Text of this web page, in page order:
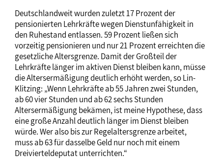
Deutschlandweit wurden zuletzt 17 Prozent der
pensionierten Lehrkräfte wegen Dienstunfähigkeit in
den Ruhestand entlassen. 59 Prozent ließen sich
vorzeitig pensionieren und nur 21 Prozent erreichten die
gesetzliche Altersgrenze. Damit der Großteil der
Lehrkräfte länger im aktiven Dienst bleiben kann, müsse
die Altersermäßigung deutlich erhöht werden, so Lin-
Klitzing: „Wenn Lehrkräfte ab 55 Jahren zwei Stunden,
ab 60 vier Stunden und ab 62 sechs Stunden
Altersermäßigung bekämen, ist meine Hypothese, dass
eine große Anzahl deutlich länger im Dienst bleiben
würde. Wer also bis zur Regelaltersgrenze arbeitet,
muss ab 63 für dasselbe Geld nur noch mit einem
Dreivierteldeputat unterrichten.“